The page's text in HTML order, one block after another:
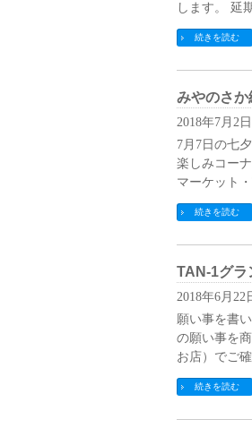
します。 延
続きを読む
みやのさか
2018年7月2日
7月7日の七
楽しみコー
マーケット
続きを読む
TAN-1グラ
2018年6月22
願い事を書
の願い事を
お店）でご
続きを読む